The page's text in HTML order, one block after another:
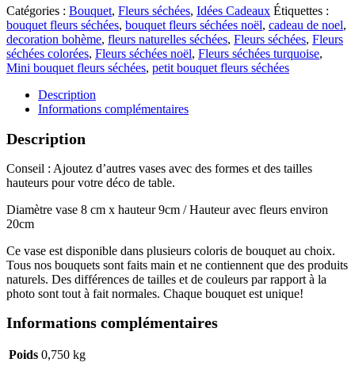
Catégories : Bouquet, Fleurs séchées, Idées Cadeaux Étiquettes :
bouquet fleurs séchées, bouquet fleurs séchées noël, cadeau de noel,
decoration bohème, fleurs naturelles séchées, Fleurs séchées, Fleurs
séchées colorées, Fleurs séchées noël, Fleurs séchées turquoise,
Mini bouquet fleurs séchées, petit bouquet fleurs séchées
Description
Informations complémentaires
Description
Conseil : Ajoutez d’autres vases avec des formes et des tailles
hauteurs pour votre déco de table.
Diamètre vase 8 cm x hauteur 9cm / Hauteur avec fleurs environ
20cm
Ce vase est disponible dans plusieurs coloris de bouquet au choix.
Tous nos bouquets sont faits main et ne contiennent que des produits
naturels. Des différences de tailles et de couleurs par rapport à la
photo sont tout à fait normales. Chaque bouquet est unique!
Informations complémentaires
Poids 0,750 kg